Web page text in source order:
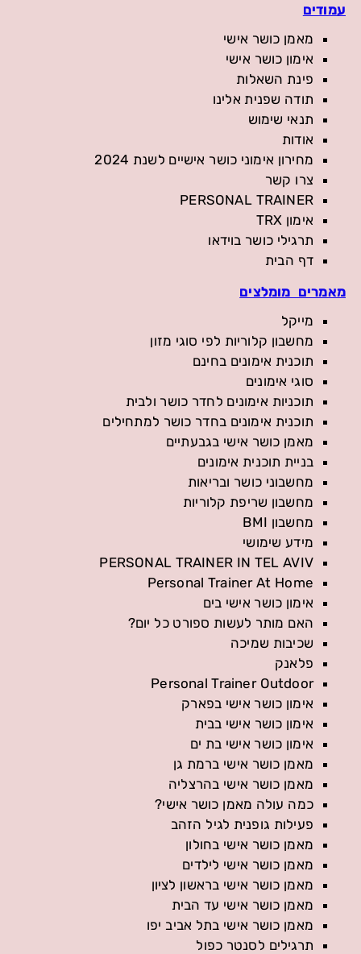
עמודים
מאמן כושר אישי
אימון כושר אישי
פינת השאלות
תודה שפנית אלינו
תנאי שימוש
אודות
מחירון אימוני כושר אישיים לשנת 2024
צרו קשר
PERSONAL TRAINER
אימון TRX
תרגילי כושר בוידאו
דף הבית
מאמרים מומלצים
מייקל
מחשבון קלוריות לפי סוגי מזון
תוכנית אימונים בחינם
סוגי אימונים
תוכניות אימונים לחדר כושר ולבית
תוכנית אימונים בחדר כושר למתחילים
מאמן כושר אישי בגבעתיים
בניית תוכנית אימונים
מחשבוני כושר ובריאות
מחשבון שריפת קלוריות
מחשבון BMI
מידע שימושי
PERSONAL TRAINER IN TEL AVIV
Personal Trainer At Home
אימון כושר אישי בים
האם מותר לעשות ספורט כל יום?
שכיבות שמיכה
פלאנק
Personal Trainer Outdoor
אימון כושר אישי בפארק
אימון כושר אישי בבית
אימון כושר אישי בת ים
מאמן כושר אישי ברמת גן
מאמן כושר אישי בהרצליה
כמה עולה מאמן כושר אישי?
פעילות גופנית לגיל הזהב
מאמן כושר אישי בחולון
מאמן כושר אישי לילדים
מאמן כושר אישי בראשון לציון
מאמן כושר אישי עד הבית
מאמן כושר אישי בתל אביב יפו
תרגילים לסנטר כפול